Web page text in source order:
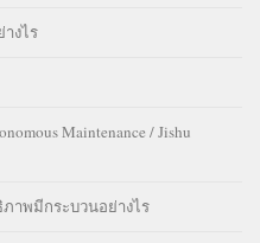
งไร
Maintenance / Jishu
าพมีกระบวนอย่างไร